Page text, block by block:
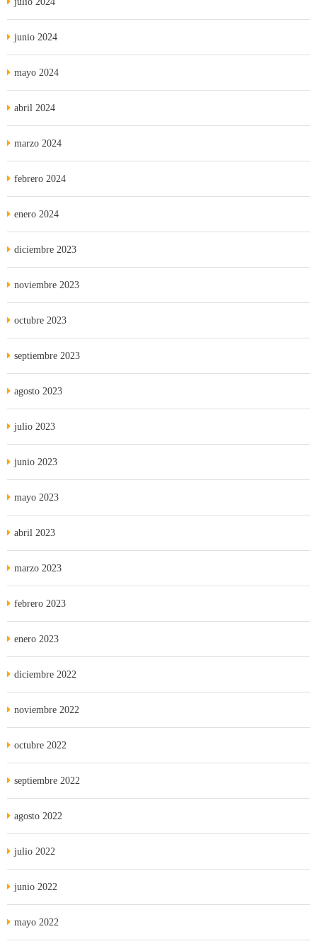
junio 2024
mayo 2024
abril 2024
marzo 2024
febrero 2024
enero 2024
diciembre 2023
noviembre 2023
octubre 2023
septiembre 2023
agosto 2023
julio 2023
junio 2023
mayo 2023
abril 2023
marzo 2023
febrero 2023
enero 2023
diciembre 2022
noviembre 2022
octubre 2022
septiembre 2022
agosto 2022
julio 2022
junio 2022
mayo 2022